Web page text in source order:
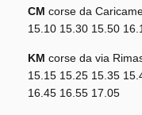
CM corse da
15.10 15.30 15.50
KM corse da via
15.15 15.25 15.35
16.45 16.55 17.05